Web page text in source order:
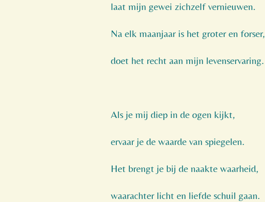
laat mijn gewei zichzelf vernieuwen.
Na elk maanjaar is het groter en forser,
doet het recht aan mijn levenservaring.
Als je mij diep in de ogen kijkt,
ervaar je de waarde van spiegelen.
Het brengt je bij de naakte waarheid,
waarachter licht en liefde schuil gaan.